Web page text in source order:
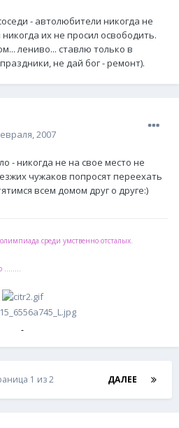
- автолюбители никогда не
их не просил освободить.
лениво... ставлю только в
не дай бог - ремонт).
2007
- никогда не на свое место не
чужаков попросят переехать
всем домом друг о друге:)
среди умственно отсталых.
ДАЛЕЕ
1 из 2